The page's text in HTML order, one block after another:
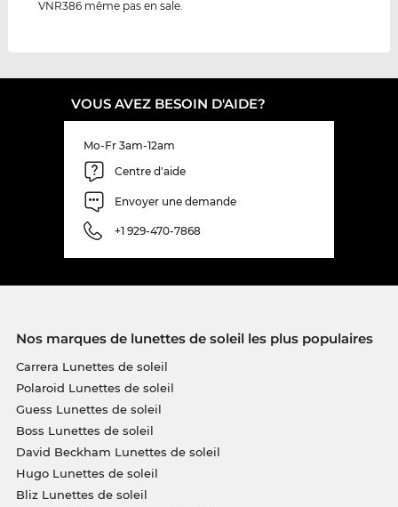
VNR386 même pas en sale.
VOUS AVEZ BESOIN D'AIDE?
Mo-Fr 3am-12am
Centre d'aide
Envoyer une demande
+1 929-470-7868
Nos marques de lunettes de soleil les plus populaires
Carrera Lunettes de soleil
Polaroid Lunettes de soleil
Guess Lunettes de soleil
Boss Lunettes de soleil
David Beckham Lunettes de soleil
Hugo Lunettes de soleil
Bliz Lunettes de soleil